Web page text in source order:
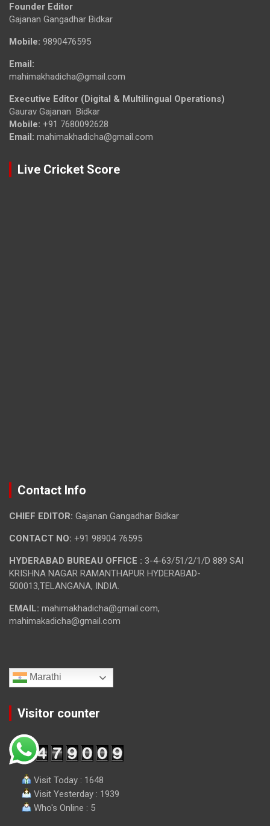
Founder Editor
Gajanan Gangadhar Bidkar
Mobile: 9890476595
Email:
mahimakhadicha@gmail.com
Executive Editor (Digital & Multilingual Operations)
Gaurav Gajanan Bidkar
Mobile: +91 7680092628
Email: mahimakhadicha@gmail.com
Live Cricket Score
Contact Info
CHIEF EDITOR: Gajanan Gangadhar Bidkar
CONTACT NO: +91 98904 76595
HYDERABAD BUREAU OFFICE : 3-4-63/51/2/1/D 889 SAI
KRISHNA NAGAR RAMANTHAPUR HYDERABAD-
500013,TELANGANA, INDIA.
EMAIL: mahimakhadicha@gmail.com,
mahimakadicha@gmail.com
Marathi
Visitor counter
Visit Today : 1648
Visit Yesterday : 1939
Who's Online : 5